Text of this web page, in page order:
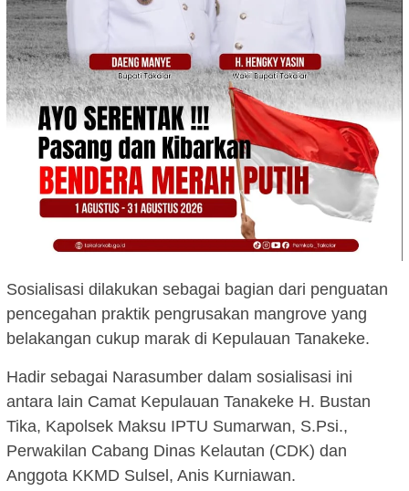
Sosialisasi dilakukan sebagai bagian dari penguatan
pencegahan praktik pengrusakan mangrove yang
belakangan cukup marak di Kepulauan Tanakeke.
Hadir sebagai Narasumber dalam sosialisasi ini
antara lain Camat Kepulauan Tanakeke H. Bustan
Tika, Kapolsek Maksu IPTU Sumarwan, S.Psi.,
Perwakilan Cabang Dinas Kelautan (CDK) dan
Anggota KKMD Sulsel, Anis Kurniawan.